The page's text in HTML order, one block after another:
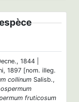
1844 |
1897 [nom. illeg.
collinum Salisb.,
fruticosum